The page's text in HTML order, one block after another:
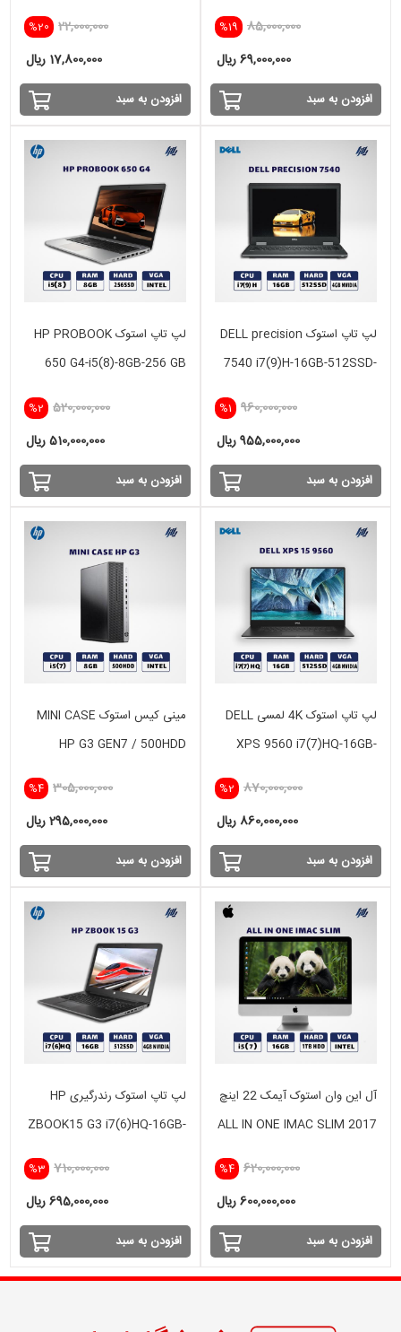
%19 85,000,000
69,000,000 ریال
افزودن به سبد
%20 22,000,000
17,800,000 ریال
افزودن به سبد
لپ تاپ استوک DELL precision
7540 i7(9)H-16GB-512SSD-
%1 960,000,000
955,000,000 ریال
افزودن به سبد
لپ تاپ استوک HP PROBOOK
650 G4-i5(8)-8GB-256 GB
%2 520,000,000
510,000,000 ریال
افزودن به سبد
لپ تاپ استوک 4K لمسی DELL
XPS 9560 i7(7)HQ-16GB-
%2 870,000,000
860,000,000 ریال
افزودن به سبد
مینی کیس استوک MINI CASE
HP G3 GEN7 / 500HDD
%4 305,000,000
295,000,000 ریال
افزودن به سبد
آل این وان استوک آیمک 22 اینچ
ALL IN ONE IMAC SLIM 2017
%4 620,000,000
600,000,000 ریال
افزودن به سبد
لپ تاپ استوک رندرگیری HP
ZBOOK15 G3 i7(6)HQ-16GB-
%3 710,000,000
695,000,000 ریال
افزودن به سبد